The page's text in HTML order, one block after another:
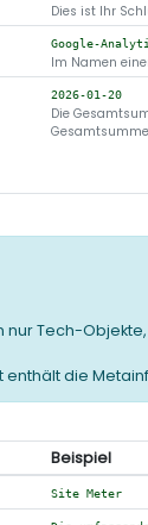
Dies ist Ihr
Google-
Im Namen
2026-01-20
Die
Tech-
enthält die
Beispiel
Site Meter